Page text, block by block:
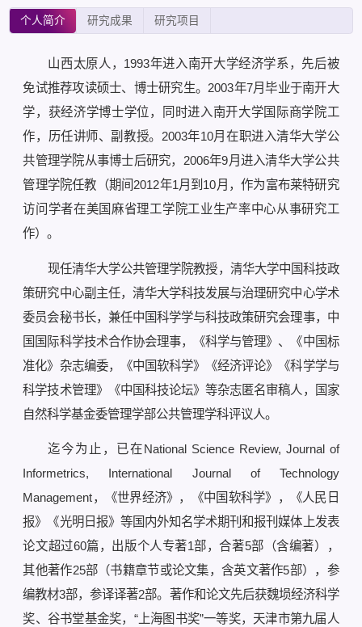
个人简介 研究成果 研究项目
山西太原人，1993年进入南开大学经济学系，先后被
免试推荐攻读硕士、博士研究生。2003年7月毕业于南开大
学，获经济学博士学位，同时进入南开大学国际商学院工
作，历任讲师、副教授。2003年10月在职进入清华大学公
共管理学院从事博士后研究，2006年9月进入清华大学公共
管理学院任教（期间2012年1月到10月，作为富布莱特研究
访问学者在美国麻省理工学院工业生产率中心从事研究工
作）。
现任清华大学公共管理学院教授，清华大学中国科技政
策研究中心副主任，清华大学科技发展与治理研究中心学术
委员会秘书长，兼任中国科学学与科技政策研究会理事，中
国国际科学技术合作协会理事，《科学与管理》、《中国标
准化》杂志编委，《中国软科学》《经济评论》《科学学与
科学技术管理》《中国科技论坛》等杂志匿名审稿人，国家
自然科学基金委管理学部公共管理学科评议人。
迄今为止，已在National Science Review, Journal of
Informetrics, International Journal of Technology
Management，《世界经济》，《中国软科学》，《人民日
报》《光明日报》等国内外知名学术期刊和报刊媒体上发表
论文超过60篇，出版个人专著1部，合著5部（含编著），
其他著作25部（书籍章节或论文集，含英文著作5部），参
编教材3部，参译译著2部。著作和论文先后获魏埙经济科学
奖、谷书堂基金奖，“上海图书奖”一等奖，天津市第九届人